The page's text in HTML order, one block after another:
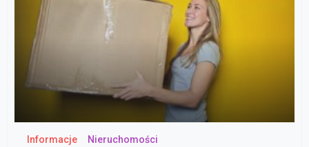
Informacje Nieruchomości